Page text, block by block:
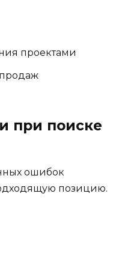
проектами
при поиске
ошибок
позицию.